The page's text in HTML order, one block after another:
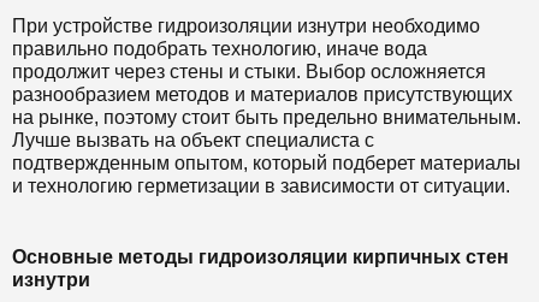
При устройстве гидроизоляции изнутри необходимо
правильно подобрать технологию, иначе вода
продолжит через стены и стыки. Выбор осложняется
разнообразием методов и материалов присутствующих
на рынке, поэтому стоит быть предельно внимательным.
Лучше вызвать на объект специалиста с
подтвержденным опытом, который подберет материалы
и технологию герметизации в зависимости от ситуации.
Основные методы гидроизоляции кирпичных стен
изнутри